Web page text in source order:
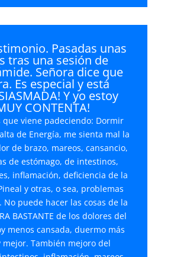
audio
Pasadas unas
tras una sesión de
Señora dice que
Es especial y está
Y yo estoy
CONTENTA!
que viene padeciendo: Dormir
de Energía, me sienta mal la
de brazo, mareos, cansancio,
de estómago, de intestinos,
inflamación, deficiencia de la
y otras, o sea, problemas
No puede hacer las cosas de la
BASTANTE de los dolores del
menos cansada, duermo más
mejor. También mejoro del